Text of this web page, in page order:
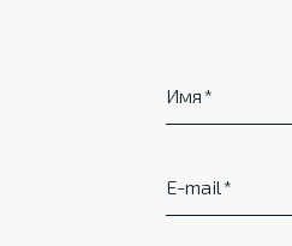
Имя
E-mail